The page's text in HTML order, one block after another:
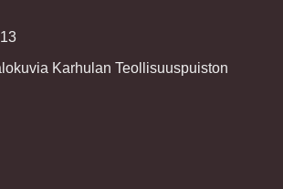
Karhulan Teollisuuspuiston